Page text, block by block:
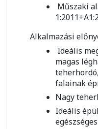
Műszaki
Alkalmazási
Ideális
magas
falainak
Nagy
Ideális